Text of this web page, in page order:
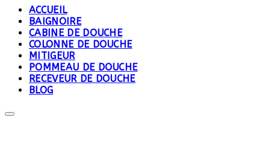
ACCUEIL
BAIGNOIRE
CABINE DE DOUCHE
COLONNE DE DOUCHE
MITIGEUR
POMMEAU DE DOUCHE
RECEVEUR DE DOUCHE
BLOG